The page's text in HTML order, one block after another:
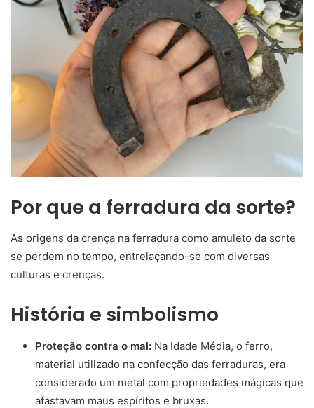
Por que a ferradura da sorte?
As origens da crença na ferradura como amuleto da sorte
se perdem no tempo, entrelaçando-se com diversas
culturas e crenças.
História e simbolismo
Proteção contra o mal: Na Idade Média, o ferro,
material utilizado na confecção das ferraduras, era
considerado um metal com propriedades mágicas que
afastavam maus espíritos e bruxas.